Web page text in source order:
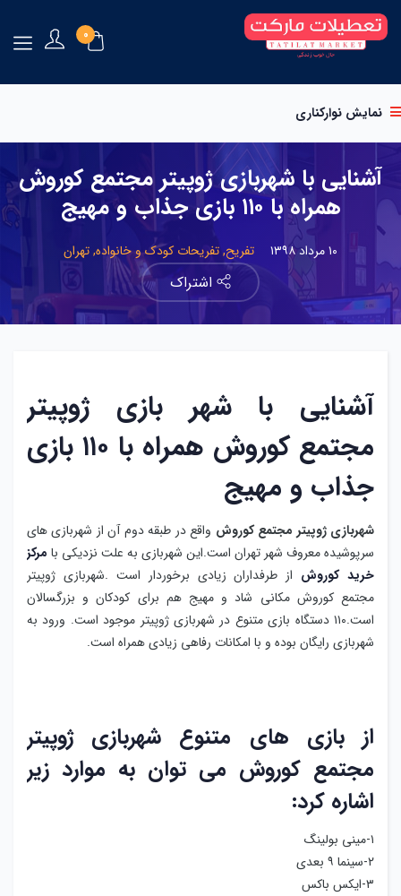
0
نمایش نوارکناری
آشنایی با شهربازی ژوپیتر مجتمع کوروش
همراه با ۱۱۰ بازی جذاب و مهیج
۱۰ مرداد ۱۳۹۸ تفریح,تفریحات کودک و خانواده,تهران
اشتراک
آشنایی با شهر بازی ژوپیتر
مجتمع کوروش همراه با ۱۱۰ بازی
جذاب و مهیج
شهربازی ژوپیتر مجتمع کوروش واقع در طبقه دوم آن از شهربازی های
سرپوشیده معروف شهر تهران است.این شهربازی به علت نزدیکی با مرکز
خرید کوروش از طرفداران زیادی برخوردار است .شهربازی ژوپیتر
مجتمع کوروش مکانی شاد و مهیج هم برای کودکان و بزرگسالان
است.۱۱۰ دستگاه بازی متنوع در شهربازی ژوپیتر موجود است. ورود به
شهربازی رایگان بوده و با امکانات رفاهی زیادی همراه است.
از بازی های متنوع شهربازی ژوپیتر
مجتمع کوروش می توان به موارد زیر
اشاره کرد:
۱-مینی بولینگ
۲-سینما ۹ بعدی
۳-ایکس باکس